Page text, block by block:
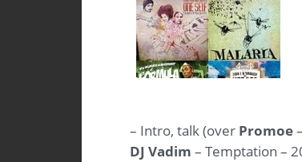
– Intro, talk (over Promoe
DJ Vadim – Temptation –